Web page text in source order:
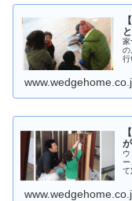
家
の
行
て